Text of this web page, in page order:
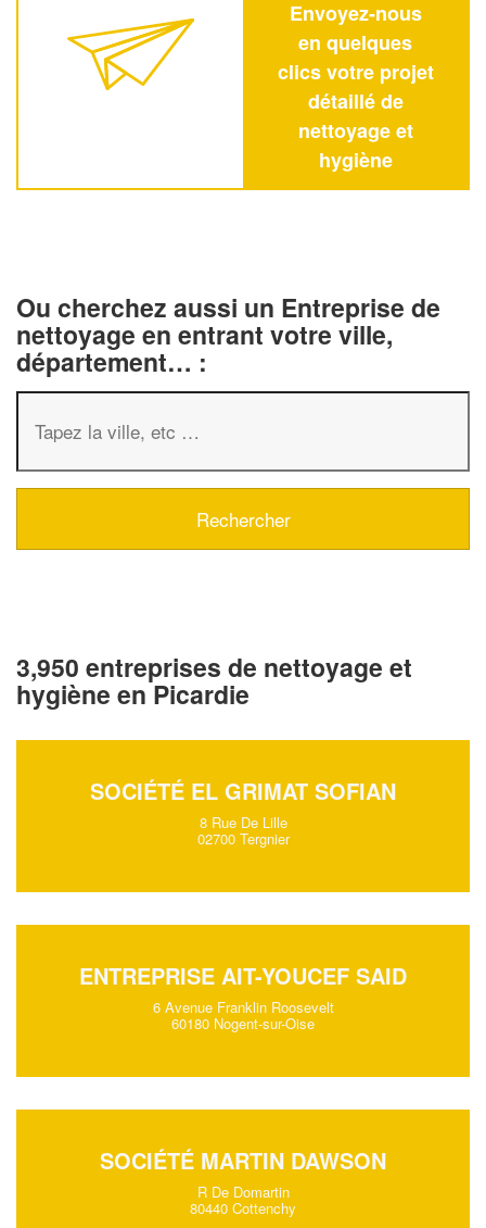
Envoyez-nous
en quelques
clics votre projet
détaillé de
nettoyage et
hygiène
Ou cherchez aussi un Entreprise de
nettoyage en entrant votre ville,
département… :
3,950 entreprises de nettoyage et
hygiène en Picardie
SOCIÉTÉ EL GRIMAT SOFIAN
8 Rue De Lille
02700 Tergnier
ENTREPRISE AIT-YOUCEF SAID
6 Avenue Franklin Roosevelt
60180 Nogent-sur-Oise
SOCIÉTÉ MARTIN DAWSON
R De Domartin
80440 Cottenchy